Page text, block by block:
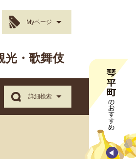
Myページ
光・歌舞伎
詳細検索